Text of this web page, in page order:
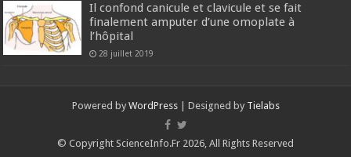
Il confond canicule et clavicule et se fait
finalement amputer d’une omoplate à
l’hôpital
28 juillet 2019
Powered by WordPress| Designed by Tielabs
© Copyright ScienceInfo.Fr 2026, All Rights Reserved